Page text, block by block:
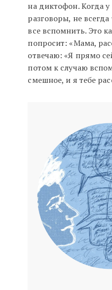
на диктофон. Когда
разговоры, не
все вспомнить. Это
попросит: «Мама,
отвечаю: «Я прямо
потом к случаю
смешное, и я тебе